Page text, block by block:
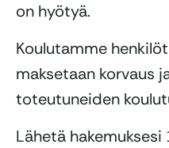
on hyötyä.
Koulutamme
maksetaan korvaus
toteutuneiden
Lähetä